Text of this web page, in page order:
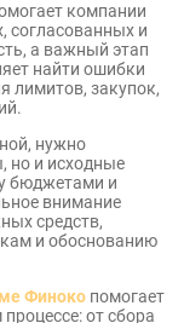
компании
согласованных и
а важный этап
найти ошибки
лимитов, закупок,
нужно
но и исходные
бюджетами и
внимание
средств,
и обоснованию
Финоко помогает
от сбора